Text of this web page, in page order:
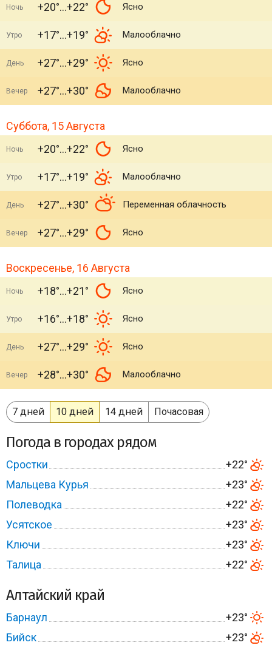
Ночь +20° +22° Ясно
Утро +17° +19° Малооблачно
День +27° +29° Ясно
Вечер +27° +30° Малооблачно
Суббота, 15 Августа
Ночь +20° +22° Ясно
Утро +17° +19° Малооблачно
День +27° +30° Переменная облачность
Вечер +27° +29° Ясно
Воскресенье, 16 Августа
Ночь +18° +21° Ясно
Утро +16° +18° Ясно
День +27° +29° Ясно
Вечер +28° +30° Малооблачно
7 дней 10 дней 14 дней Почасовая
Погода в городах рядом
Сростки
+22°
Мальцева Курья
+23°
Полеводка
+22°
Усятское
+23°
Ключи
+23°
Талица
+22°
Алтайский край
Барнаул
+23°
Бийск
+23°